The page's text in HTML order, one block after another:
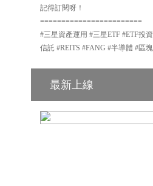
記得訂閱呀！
========================
#三星資產運用 #三星ETF #ETF投
信託 #REITS #FANG #半導體 #區
最新上線